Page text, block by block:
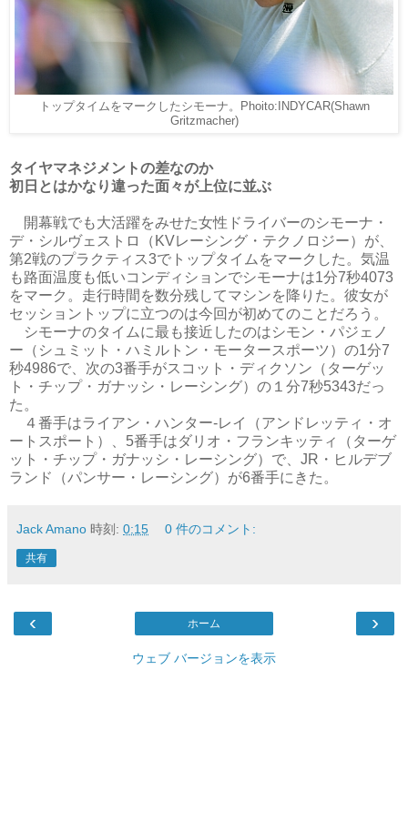
トップタイムをマークしたシモーナ。Phoito:INDYCAR(Shawn
Gritzmacher)
タイヤマネジメントの差なのか
初日とはかなり違った面々が上位に並ぶ
開幕戦でも大活躍をみせた女性ドライバーのシモーナ・
デ・シルヴェストロ（KVレーシング・テクノロジー）が、
第2戦のプラクティス3でトップタイムをマークした。気温
も路面温度も低いコンディションでシモーナは1分7秒4073
をマーク。走行時間を数分残してマシンを降りた。彼女が
セッショントップに立つのは今回が初めてのことだろう。
シモーナのタイムに最も接近したのはシモン・パジェノ
ー（シュミット・ハミルトン・モータースポーツ）の1分7
秒4986で、次の3番手がスコット・ディクソン（ターゲッ
ト・チップ・ガナッシ・レーシング）の１分7秒5343だっ
た。
４番手はライアン・ハンター-レイ（アンドレッティ・オ
ートスポート）、5番手はダリオ・フランキッティ（ターゲ
ット・チップ・ガナッシ・レーシング）で、JR・ヒルデブ
ランド（パンサー・レーシング）が6番手にきた。
Jack Amano 時刻: 0:15 0 件のコメント:
共有
‹ ›
ホーム
ウェブ バージョンを表示